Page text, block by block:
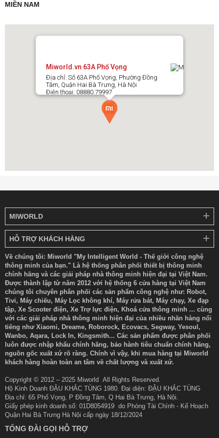
MIỀN NAM
Miworld.vn 63A Phố Vọng
Địa chỉ: Số 63A Phố Vọng, Phường Đồng
Tâm, Quận Hai Bà Trưng, Hà Nội
Điện thoại: 08880.79997
MIWORLD
HỖ TRỢ KHÁCH HÀNG
Về chúng tôi: Miworld "My Intelligent World - Thế giới công nghệ
thông minh của bạn." Là hệ thống phân phối thiết bị thông minh
chính hãng và các giải pháp nhà thông minh hiện đại tại Việt Nam.
Được thành lập từ năm 2012 với hệ thống 6 cửa hàng tại Việt Nam
chúng tôi chuyên phân phối các sản phẩm công nghệ như: Robot,
Tivi, Máy chiếu, Máy Lọc không khí, Máy rửa bát, Máy chạy, Xe đạp
tập, Xe Scooter điện, Xe Trợ lực điện, Khoá cửa thông minh ... cùng
với các giải pháp nhà thông minh hiện đại của nhiều nhãn hàng nổi
tiếng như Xiaomi, Dreame, Roborock, Ecovacs, Segway, Yesoul,
Wanbo, Aqara, Lock In, Kingsmith... Các sản phẩm được phân phối
luôn được nhập khẩu chính hãng, bảo hành tiêu chuẩn chính hãng,
nguồn gốc xuất xứ rõ ràng. Chính vì vậy, khi mua hàng tại Miworld
khách hàng hoàn toàn an tâm về chất lượng và xuất xứ.
Copyright © 2012 – 2025 Miworld All Rights Reserved.
Hộ Kinh Doanh ĐẬU KHẮC TÙNG 1980. Đại diện: ĐẬU KHẮC TÙNG
Địa chỉ: 65 Phố Vọng, P Đồng Tâm, Q Hai Bà Trưng, Hà Nội.
Giấy phép kinh doanh số: 01D8054919 do Phòng Tài Chính - Kế Hoạch
Quận Hai Bà Trưng Hà Nội cấp ngày 18/12/2024
TỔNG ĐÀI GỌI HỖ TRỢ